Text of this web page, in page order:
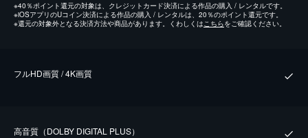
※40％ポイント還元の対象は、クレジットカード決済による作品の購入 / レンタルです。
※iOSアプリのUコイン決済による作品の購入 / レンタルは、20％のポイント還元です。
※還元の対象外となる決済方法や商品があります。くわしくはこちらをご確認ください。
フルHD画質 / 4K画質
⾼⾳質（DOLBY DIGITAL PLUS）